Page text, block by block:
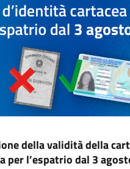
della validità della
per l’espatrio dal 3